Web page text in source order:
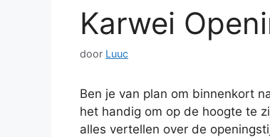
Karwei
door Luuc
Ben je van plan om binnenkort
het handig om op de hoogte te
alles vertellen over de